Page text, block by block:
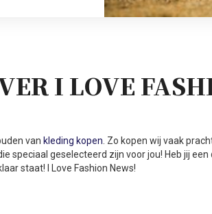
I LOVE
van kleding kopen . Zo kopen wij vaak
speciaal geselecteerd zijn voor jou! Heb jij
staat! I Love Fashion News!